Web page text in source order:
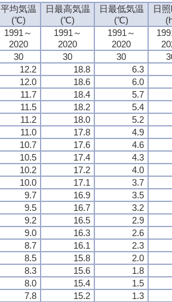
平均気温
(℃)
日最高気温
(℃)
日最低気温
(℃)
日
1991～
2020
1991～
2020
1991～
2020
30 30 30
12.2 18.8
6.3
12.0 18.6
6.0
11.7 18.4
5.7
11.5 18.2
5.4
11.2 18.0
5.2
11.0 17.8
4.9
10.7 17.6
4.6
10.5 17.4
4.3
10.2 17.2
4.0
10.0 17.1
3.7
9.7 16.9
3.5
9.5 16.7
3.2
9.2 16.5
2.9
9.0 16.3
2.6
8.7 16.1
2.3
8.5 15.8
2.0
8.3 15.6
1.8
8.0 15.4
1.5
7.8 15.2
1.3